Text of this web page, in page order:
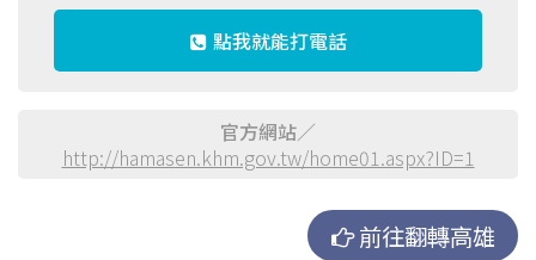
點我就能打電話
官方網站／
http://hamasen.khm.gov.tw/home01.aspx?ID=1
前往翻轉高雄